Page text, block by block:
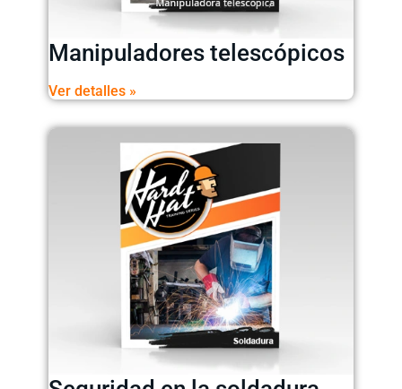
Manipuladores telescópicos
Ver detalles »